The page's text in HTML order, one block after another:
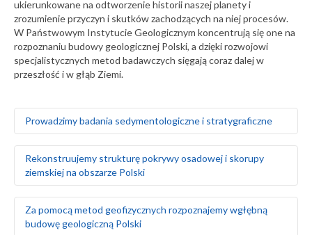
ukierunkowane na odtworzenie historii naszej planety i
zrozumienie przyczyn i skutków zachodzących na niej procesów.
W Państwowym Instytucie Geologicznym koncentrują się one na
rozpoznaniu budowy geologicznej Polski, a dzięki rozwojowi
specjalistycznych metod badawczych sięgają coraz dalej w
przeszłość i w głąb Ziemi.
Prowadzimy badania sedymentologiczne i stratygraficzne
występujących na obszarze Polski i Europy, zarówno na
powierzchni ziemi, jak i głęboko pod nią
Za pomocą badań makrofaunistycznych,
makroflorystycznych, mikro- i makroplaeontologicznych
oraz palinologicznych określamy wiek skał
Tworzymy podziały litostratygraficzne stratygrafii
Rekonstruujemy strukturę pokrywy osadowej i skorupy
ziemskiej na obszarze Polski
podstawie analizy strukturalnej w odsłonięciach
powierzchniowych i otworach wiertniczych
Za pomocą metod geofizycznych rozpoznajemy wgłębną
budowę geologiczną Polski